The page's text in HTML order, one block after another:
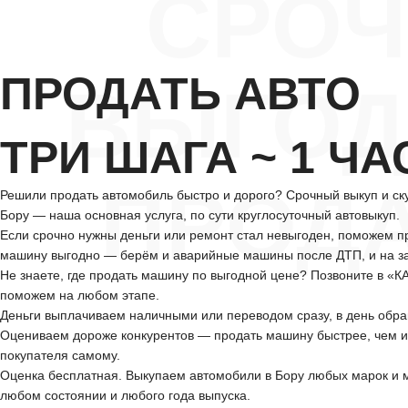
ПРОДАТЬ АВТО
ТРИ ШАГА ~ 1
Решили продать автомобиль быстро и дорого? Срочный выкуп и
Бору — наша основная услуга, по сути круглосуточный автовыкуп.
Если срочно нужны деньги или ремонт стал невыгоден, поможем
машину выгодно — берём и аварийные машины после ДТП, и на
Не знаете, где продать машину по выгодной цене? Позвоните в
поможем на любом этапе.
Деньги выплачиваем наличными или переводом сразу, в день
Оцениваем дороже конкурентов — продать машину быстрее, чем
покупателя самому.
Оценка бесплатная. Выкупаем автомобили в Бору любых марок и
любом состоянии и любого года выпуска.